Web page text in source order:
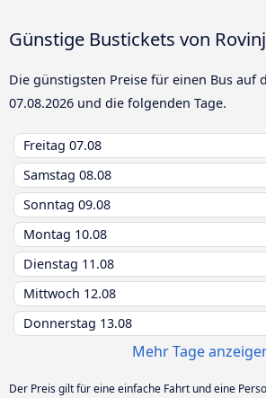
Günstige Bustickets von
Die günstigsten Preise für einen Bus auf
07.08.2026 und die folgenden Tage.
Freitag 07.08
Samstag 08.08
Sonntag 09.08
Montag 10.08
Dienstag 11.08
Mittwoch 12.08
Donnerstag 13.08
Mehr Tage
Der Preis gilt für eine einfache Fahrt und eine